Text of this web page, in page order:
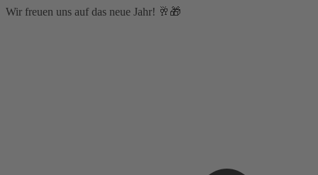
Wir freuen uns auf das neue Jahr! 🥂🎁